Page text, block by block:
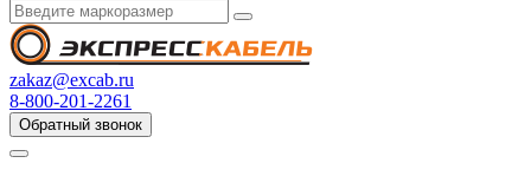
zakaz@excab.ru
8-800-201-2261
Обратный звонок